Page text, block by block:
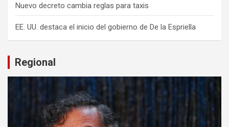
Nuevo decreto cambia reglas para taxis
EE. UU. destaca el inicio del gobierno de De la Espriella
Regional